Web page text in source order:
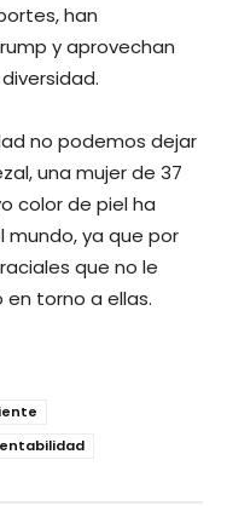
han
y aprovechan
no podemos dejar
una mujer de 37
color de piel ha
ya que por
que no le
torno a ellas.